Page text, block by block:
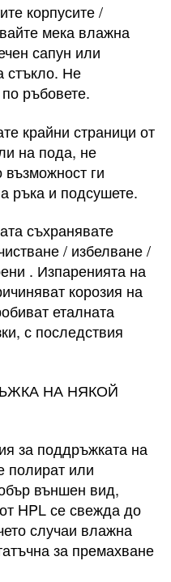
корпусите /
мека влажна
сапун или
стъкло. Не
ръбовете.
крайни страници от
на пода, не
ги
ръка и подсушете.
съхранявате
/ избелване /
. Изпаренията на
корозия на
еталната
с последствия
НА НЯКОЙ
за поддръжката на
полират или
външен вид,
HPL се свежда до
случаи влажна
за премахване